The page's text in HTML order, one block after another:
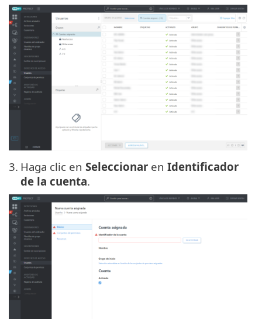
3. Haga clic en Seleccionar en Identificador
de la cuenta.